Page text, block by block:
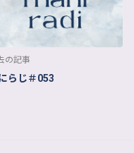
の記事
らじ＃053